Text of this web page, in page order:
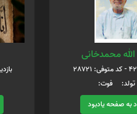
الله محمدخانی
تولد: فوت:
به صفحه یادبود
بازدید: 436 -